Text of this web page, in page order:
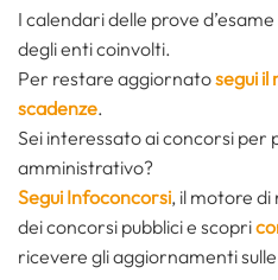
I calendari delle prove
degli enti coinvolti.
Per restare aggiornatosegui il
scadenze.
Sei interessato ai concorsi per
amministrativo?
Segui Infoconcorsi, il motore
dei concorsi pubblici e scopri
ricevere gli aggiornamenti